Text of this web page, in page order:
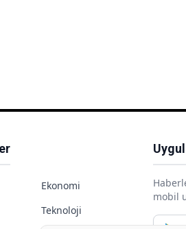
Ekonomi
Teknoloji
mobil